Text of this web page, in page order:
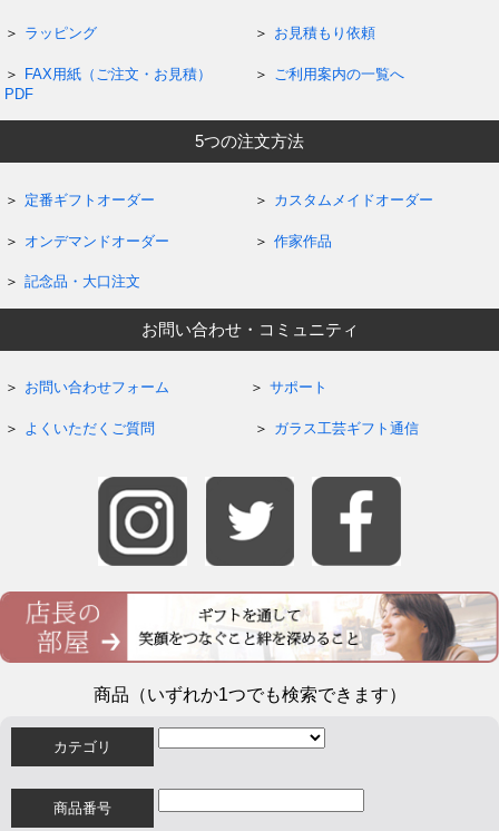
ラッピング お見積もり依頼
FAX用紙（ご注文・お見積）
PDF
ご利用案内の一覧へ
5つの注文方法
定番ギフトオーダー カスタムメイドオーダー
オンデマンドオーダー 作家作品
記念品・大口注文
お問い合わせ・コミュニティ
お問い合わせフォーム サポート
よくいただくご質問 ガラス工芸ギフト通信
商品（いずれか1つでも検索できます）
カテゴリ
商品番号